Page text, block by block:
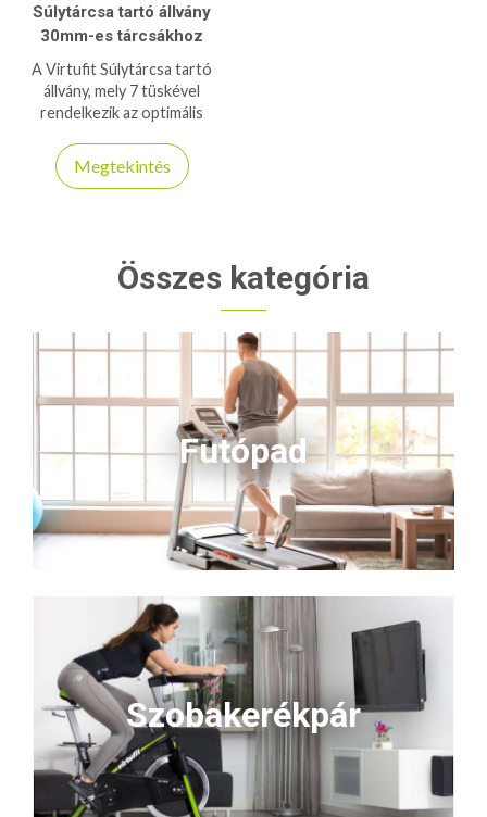
Súlytárcsa tartó állvány
30mm-es tárcsákhoz
A Virtufit Súlytárcsa tartó
állvány, mely 7 tüskével
rendelkezik az optimális
tárcsákhoz ajánlott állvány!
Megtekintés
Összes kategória
Futópad
Szobakerékpár